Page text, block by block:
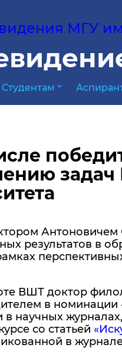
МГУ
Студентам expand_more
задач
результатов в
ВШТ доктор
в
в научных
со статьей
в